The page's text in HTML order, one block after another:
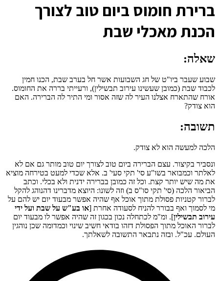
ברירת חומוס ביום טוב לצורך
הכנת מאכלי שבת
שאלה:
שבוע שעבר ביו"ט של חג השבועות אשר חל בערב שבת, הכנו חמין
לכבוד שבת (כמובן שעשינו עירוב תבשילין), ורעייתי בררה את החומוס.
אורח שהתארח אצלנו העיר לה שזה אסור ומי התיר לה הברירה. האם
הוא צודק?
תשובה:
הלכה למעשה הוא לא צודק.
ונסביר בקיצור. עצם הברירה ביום טוב לצורך יום טוב מותר גם אם לא
לאלתר וכמבואר בשו"ע סי' תקי סעי' ב. אלא שכדי למעט בטירחה מוציא
את מה שיש יותר קצת. וכל זה כמובן בברירה ידנית ולא בכלי. וכתב
הביאור הלכה (סי' תקי סו"ס ב) וזה לשונו: היוצא מדברינו דהנוהג להקל
לברור קטניות פסולת מתוך אוכל אף שהיה אפשר מבעוד יום יש להם על
מי לסמוך ואף בבורר להניח לסעודה אחרת [או בע"ש על שבת ועל ידי
עירוב תבשילין]. ומ"מ לכתחלה נכון בכגון זה שהיה אפשר לו מבעוד יום
לברור האוכל מתוך הפסולת דזהו בודאי חשיב שינוי וכמדומה שכן נוהגין
העולם. עכ"ל. ובזה נתבאר התשובה לשאלתך.